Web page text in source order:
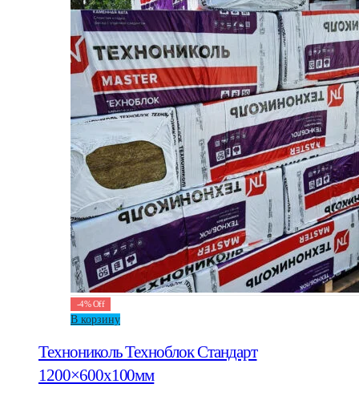
-4% Off
В корзину
Технониколь Техноблок Стандарт
1200×600х100мм